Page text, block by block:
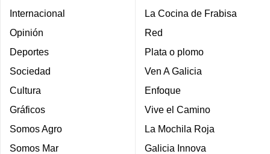
Internacional
Opinión
Deportes
Sociedad
Cultura
Gráficos
Somos Agro
Somos Mar
La Cocina de Frabisa
Red
Plata o plomo
Ven A Galicia
Enfoque
Vive el Camino
La Mochila Roja
Galicia Innova